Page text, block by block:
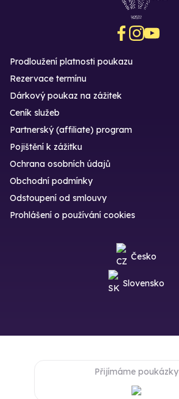
Prodloužení platnosti poukazu
Rezervace termínu
Dárkový poukaz na zážitek
Ceník služeb
Partnerský (affiliate) program
Pojištění k zážitku
Ochrana osobních údajů
Obchodní podmínky
Odstoupení od smlouvy
Prohlášení o používání cookies
Česko
Slovensko
Přijímáme poukázky